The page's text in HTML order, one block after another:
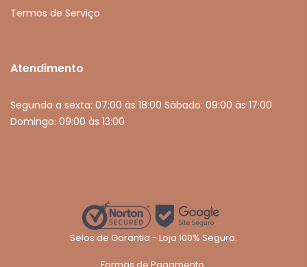
Termos de Serviço
Atendimento
Segunda a sexta: 07:00 às 18:00 Sábado: 09:00 às 17:00
Domingo: 09:00 às 13:00
Selos de Garantia - Loja 100% Segura.
Formas de Pagamento.